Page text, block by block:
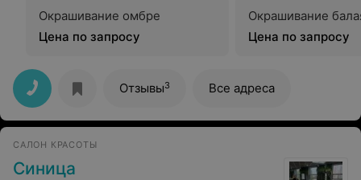
Окрашивание омбре
Цена по запросу
Окрашивание
Цена по запросу
Отзывы3 Все адреса
САЛОН КРАСОТЫ
Синица